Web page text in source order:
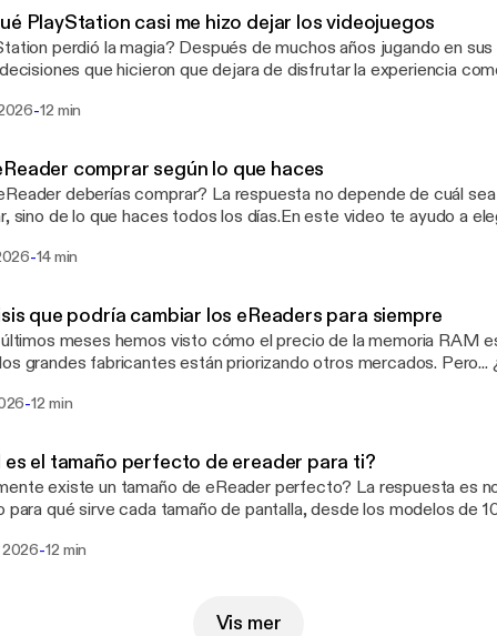
Conclusiones08:47 CierreTe invito a suscribirte al Newsletter
hacerlo aquí: https://corolarioconmemo.comTe invito a seguirme
https://www.instagram.com/memogarridoxp/ ‪ TikTok:
www.tiktok.com/@memogarridoxp X: https://x.com/
PlayStation casi me hizo dejar los videojuegos
perdió la magia? Después de muchos años jugando en
que hicieron que dejara de disfrutar la experiencia
Intro01:33 Ecosistema social03:22
PlayStation o también sientes que algo cambió? Te invito a
https://www.instagram.com/memogarridoxp/ ‪ TikTok:
@memogarridoxp X: https://x.com/
-12 min
comprar según lo que haces
deberías comprar? La respuesta no depende de cuál
sino de lo que haces todos los días.En este video te ayudo a
perfil: estudiante, lector casual, lector hardcore, escritor,
aquí encontrarás una recomendación para cada tipo de
en redes sociales:Instagram: https://www.instagram.com/
@memogarridoxp X: https://x.com/
-14 min
que podría cambiar los eReaders para siempre
meses hemos visto cómo el precio de la memoria RAM
grandes fabricantes están priorizando otros mercados. Pero...
por qué los lectores de tinta electrónica podrían verse
de precios en la RAM02:49 ¿Qué está pasando?03:31 Los
Poca producción06:16 Períodos más largos de
Conclusiones
-12 min
es el tamaño perfecto de ereader para ti?
existe un tamaño de eReader perfecto? La respuesta es
para qué sirve cada tamaño de pantalla, desde los modelos de
escritura, estudio y productividad según el uso que le
CierrePuedes apoyar al canal y comprar un ereader
2026-12 min
Vis mer